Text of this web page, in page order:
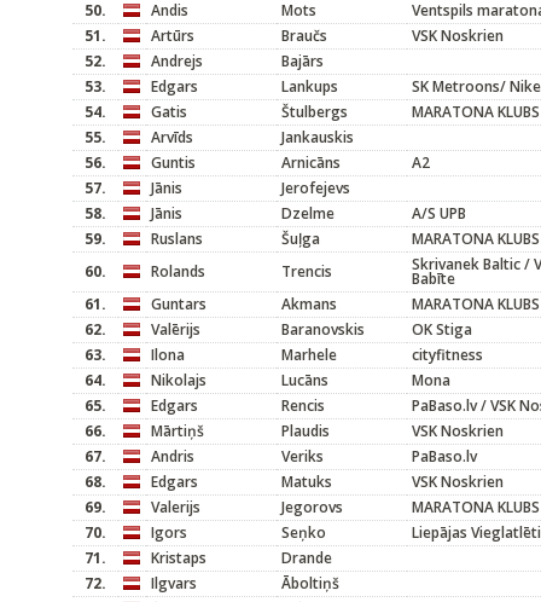
50.
Andis Mots
Ventspils
51.
Artūrs Braučs
VSK Noskrien
52.
Andrejs
Bajārs
53.
Edgars Lankups
SK Metroons/ Nike
54.
Gatis Štulbergs
MARATONA KLUBS
55.
Arvīds
Jankauskis
56.
Guntis Arnicāns
A2
57.
Jānis
Jerofejevs
58.
Jānis Dzelme
A/S UPB
59.
Ruslans Šuļga
MARATONA KLUBS
60.
Rolands Trencis Skrivanek Baltic /
Babīte
61.
Guntars Akmans
MARATONA KLUBS
62.
Valērijs Baranovskis
OK Stiga
63.
Ilona Marhele
cityfitness
64.
Nikolajs Lucāns
Mona
65.
Edgars Rencis
PaBaso.lv / VSK
66.
Mārtiņš Plaudis
VSK Noskrien
67.
Andris Veriks
PaBaso.lv
68.
Edgars Matuks
VSK Noskrien
69.
Valerijs Jegorovs
MARATONA KLUBS
70.
Igors Seņko
Liepājas
71.
Kristaps
Drande
72.
Ilgvars
Āboltiņš